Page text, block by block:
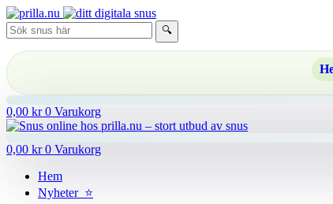
Hoppa
till
innehåll
🔍
0,00 kr 0 Varukorg
0,00 kr 0 Varukorg
Hem
Nyheter ⭐